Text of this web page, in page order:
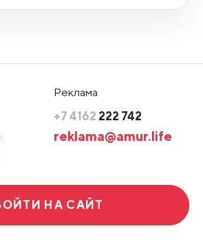
Реклама
+7 4162 222 742
reklama@amur.life
НА САЙТ